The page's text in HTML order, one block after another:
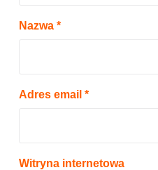
Nazwa *
Adres email *
Witryna internetowa